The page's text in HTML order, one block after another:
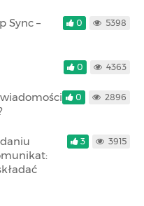
Sync –
0 5398
0 4363
0 2896
3 3915